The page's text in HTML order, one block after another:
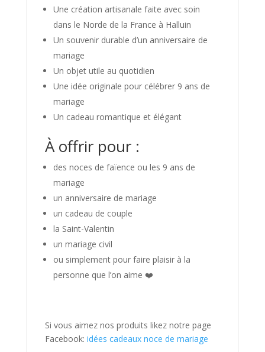
Une création artisanale faite avec soin
dans le Norde de la France à Halluin
Un souvenir durable d’un anniversaire de
mariage
Un objet utile au quotidien
Une idée originale pour célébrer 9 ans de
mariage
Un cadeau romantique et élégant
À offrir pour :
des noces de faïence ou les 9 ans de
mariage
un anniversaire de mariage
un cadeau de couple
la Saint-Valentin
un mariage civil
ou simplement pour faire plaisir à la
personne que l’on aime ❤️
Si vous aimez nos produits likez notre page
Facebook: idées cadeaux noce de mariage